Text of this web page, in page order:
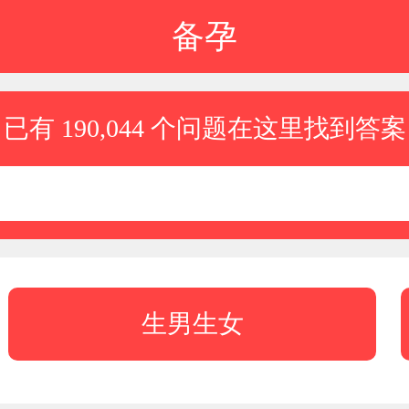
备孕
已有 190,044 个问题在这里找到答案
生男生女